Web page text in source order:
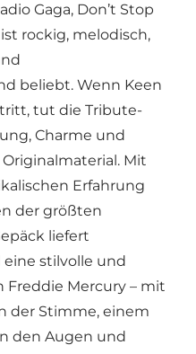
Gaga, Don’t Stop
rockig, melodisch,
beliebt. Wenn Keen
tut die Tribute-
Charme und
Mit
Erfahrung
der größten
liefert
stilvolle und
Freddie Mercury – mit
der Stimme, einem
den Augen und